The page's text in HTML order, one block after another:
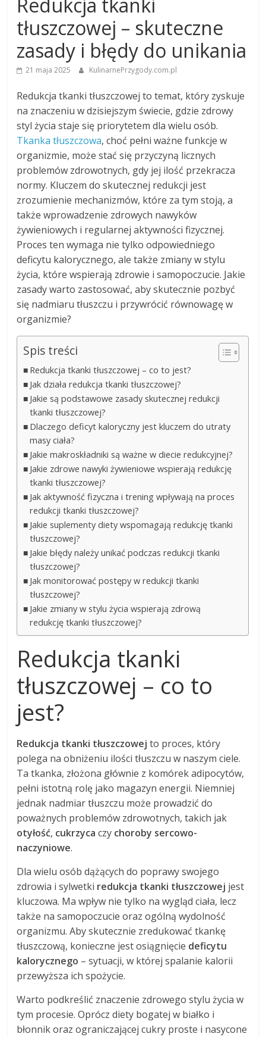
Redukcja tkanki
tłuszczowej – skuteczne
zasady i błędy do unikania
21 maja 2025 KulinarnePrzygody.com.pl
Redukcja tkanki tłuszczowej to temat, który zyskuje
na znaczeniu w dzisiejszym świecie, gdzie zdrowy
styl życia staje się priorytetem dla wielu osób.
Tkanka tłuszczowa, choć pełni ważne funkcje w
organizmie, może stać się przyczyną licznych
problemów zdrowotnych, gdy jej ilość przekracza
normy. Kluczem do skutecznej redukcji jest
zrozumienie mechanizmów, które za tym stoją, a
także wprowadzenie zdrowych nawyków
żywieniowych i regularnej aktywności fizycznej.
Proces ten wymaga nie tylko odpowiedniego
deficytu kalorycznego, ale także zmiany w stylu
życia, które wspierają zdrowie i samopoczucie. Jakie
zasady warto zastosować, aby skutecznie pozbyć
się nadmiaru tłuszczu i przywrócić równowagę w
organizmie?
Spis treści
Redukcja tkanki tłuszczowej – co to jest?
Jak działa redukcja tkanki tłuszczowej?
Jakie są podstawowe zasady skutecznej redukcji
tkanki tłuszczowej?
Dlaczego deficyt kaloryczny jest kluczem do utraty
masy ciała?
Jakie makroskładniki są ważne w diecie redukcyjnej?
Jakie zdrowe nawyki żywieniowe wspierają redukcję
tkanki tłuszczowej?
Jak aktywność fizyczna i trening wpływają na proces
redukcji tkanki tłuszczowej?
Jakie suplementy diety wspomagają redukcję tkanki
tłuszczowej?
Jakie błędy należy unikać podczas redukcji tkanki
tłuszczowej?
Jak monitorować postępy w redukcji tkanki
tłuszczowej?
Jakie zmiany w stylu życia wspierają zdrową
redukcję tkanki tłuszczowej?
Redukcja tkanki
tłuszczowej – co to
jest?
Redukcja tkanki tłuszczowej to proces, który
polega na obniżeniu ilości tłuszczu w naszym ciele.
Ta tkanka, złożona głównie z komórek adipocytów,
pełni istotną rolę jako magazyn energii. Niemniej
jednak nadmiar tłuszczu może prowadzić do
poważnych problemów zdrowotnych, takich jak
otyłość, cukrzyca czy choroby sercowo-
naczyniowe.
Dla wielu osób dążących do poprawy swojego
zdrowia i sylwetki redukcja tkanki tłuszczowej jest
kluczowa. Ma wpływ nie tylko na wygląd ciała, lecz
także na samopoczucie oraz ogólną wydolność
organizmu. Aby skutecznie zredukować tkankę
tłuszczową, konieczne jest osiągnięcie deficytu
kalorycznego – sytuacji, w której spalanie kalorii
przewyższa ich spożycie.
Warto podkreślić znaczenie zdrowego stylu życia w
tym procesie. Oprócz diety bogatej w białko i
błonnik oraz ograniczającej cukry proste i nasycone